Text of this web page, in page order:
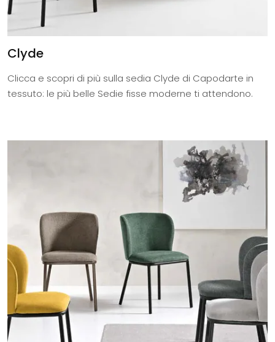
Clyde
Clicca e scopri di più sulla sedia Clyde di Capodarte in
tessuto: le più belle Sedie fisse moderne ti attendono.